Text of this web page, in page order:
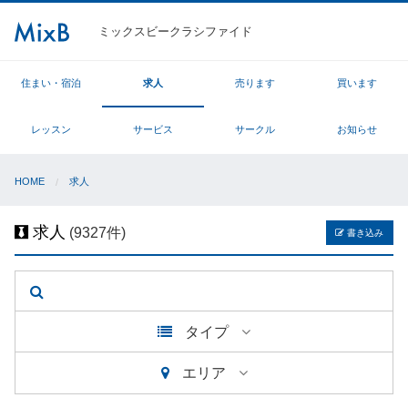
ミックスビークラシファイド
住まい・宿泊 求人 売ります 買います
レッスン サービス サークル お知らせ
HOME 求人
求人 (9327件) 書き込み
タイプ
エリア